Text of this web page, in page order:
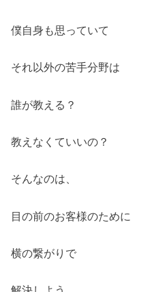
僕自身も思っていて
それ以外の苦手分野は
誰が教える？
教えなくていいの？
そんなのは、
目の前のお客様のために
横の繋がりで